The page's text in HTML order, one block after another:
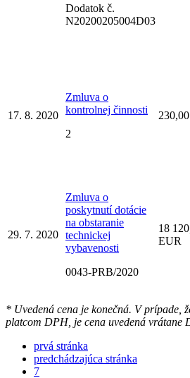
Dodatok č.
N20200205004D03
17. 8. 2020
Zmluva o
kontrolnej činnosti
2
29. 7. 2020
Zmluva o
poskytnutí dotácie
na obstaranie
technickej
vybavenosti
0043-PRB/2020
18
EUR
* Uvedená cena je konečná. V prípade,
platcom DPH, je cena uvedená vrátane
prvá stránka
predchádzajúca stránka
7